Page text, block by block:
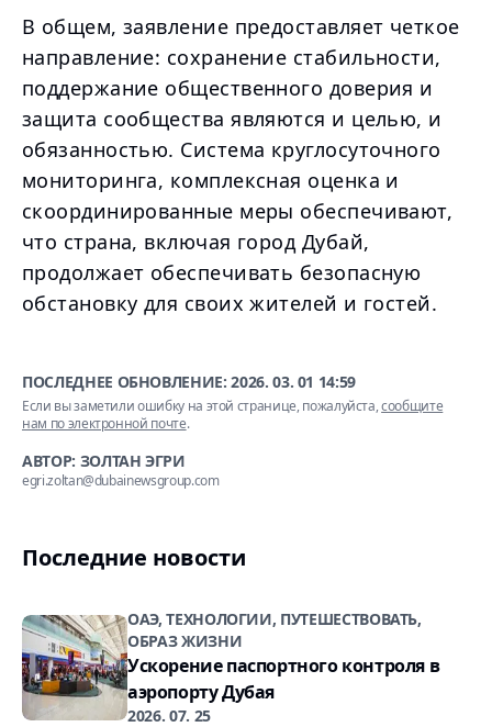
В общем, заявление предоставляет четкое
направление: сохранение стабильности,
поддержание общественного доверия и
защита сообщества являются и целью, и
обязанностью. Система круглосуточного
мониторинга, комплексная оценка и
скоординированные меры обеспечивают,
что страна, включая город Дубай,
продолжает обеспечивать безопасную
обстановку для своих жителей и гостей.
ПОСЛЕДНЕЕ ОБНОВЛЕНИЕ:2026. 03. 01 14:59
Если вы заметили ошибку на этой странице, пожалуйста,сообщите
нам по электронной почте.
АВТОР: ЗОЛТАН ЭГРИ
egri.zoltan@dubainewsgroup.com
Последние новости
ОАЭ, ТЕХНОЛОГИИ, ПУТЕШЕСТВОВАТЬ,
ОБРАЗ ЖИЗНИ
Ускорение паспортного контроля в
аэропорту Дубая
2026. 07. 25